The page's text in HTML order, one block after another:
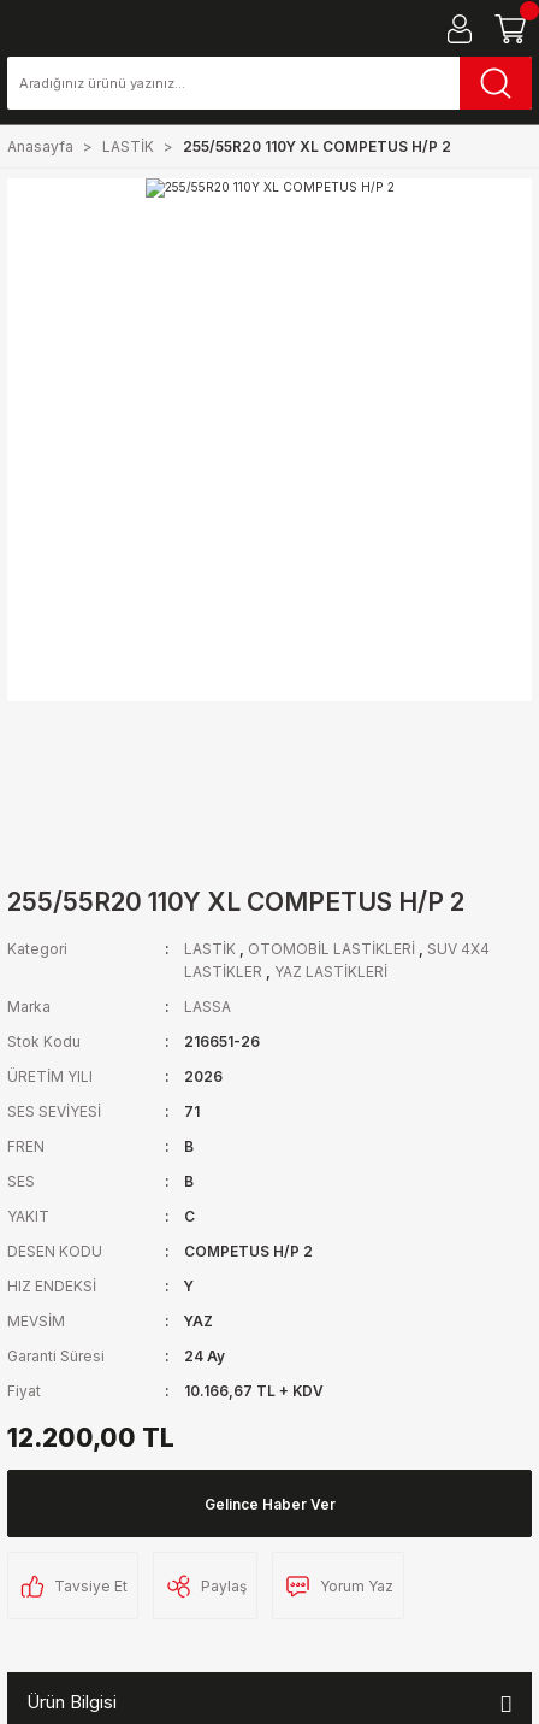
Anasayfa LASTİK 255/55R20 110Y XL COMPETUS H/P 2
255/55R20 110Y XL COMPETUS H/P 2
Kategori LASTİK , OTOMOBİL LASTİKLERİ , SUV 4X4
LASTİKLER , YAZ LASTİKLERİ
Marka
LASSA
Stok Kodu
216651-26
ÜRETİM YILI
2026
SES SEVİYESİ
71
FREN
B
SES
B
YAKIT
C
DESEN KODU
COMPETUS H/P 2
HIZ ENDEKSİ
Y
MEVSİM
YAZ
Garanti Süresi
24 Ay
Fiyat
10.166,67 TL + KDV
12.200,00 TL
Gelince Haber Ver
Tavsiye Et Paylaş Yorum Yaz
Ürün Bilgisi